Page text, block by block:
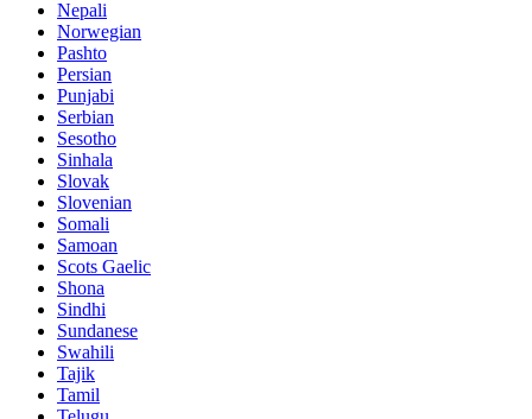
Nepali
Norwegian
Pashto
Persian
Punjabi
Serbian
Sesotho
Sinhala
Slovak
Slovenian
Somali
Samoan
Scots Gaelic
Shona
Sindhi
Sundanese
Swahili
Tajik
Tamil